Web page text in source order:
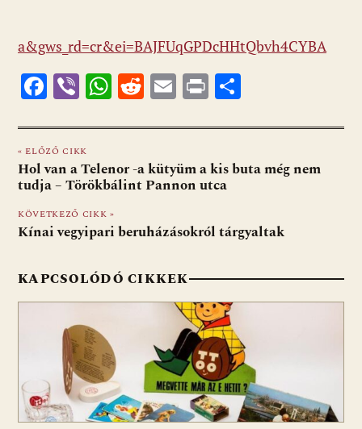
a&gws_rd=cr&ei=BAJFUqGPDcHHtQbvh4CYBA
F
e
b
o
o
k
Vi
er
W
at
s
A
p
p
R
d
di
t
E
ai
l
Pr
t za
m
« ELŐZŐ CIKK
Hol van a Telenor -a kütyüm a kis buta még nem
tudja – Törökbálint Pannon utca
KÖVETKEZŐ CIKK »
Kínai vegyipari beruházásokról tárgyaltak
KAPCSOLÓDÓ CIKKEK